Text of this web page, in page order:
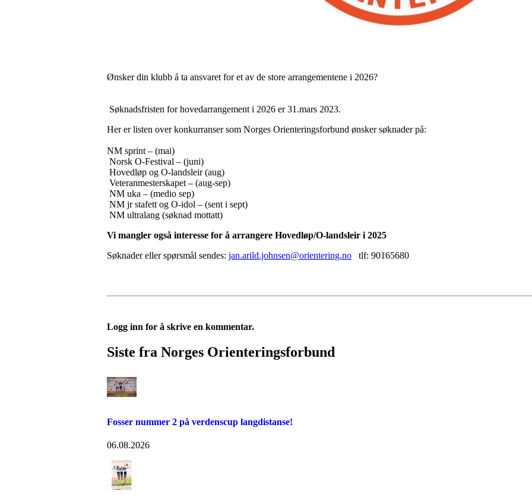
Ønsker din klubb å ta ansvaret for et av de store arrangementene i 2026?
Søknadsfristen for hovedarrangement i 2026 er 31.mars 2023.
Her er listen over konkurranser som Norges Orienteringsforbund ønsker søknader på:
NM sprint – (mai)
Norsk O-Festival – (juni)
Hovedløp og O-landsleir (aug)
Veteranmesterskapet – (aug-sep)
NM uka – (medio sep)
NM jr stafett og O-idol – (sent i sept)
NM ultralang (søknad mottatt)
Vi mangler også interesse for å arrangere Hovedløp/O-landsleir i 2025
Søknader eller spørsmål sendes: jan.arild.johnsen@orientering.no tlf: 90165680
Logg inn for å skrive en kommentar.
Siste fra Norges Orienteringsforbund
Fosser nummer 2 på verdenscup langdistanse!
06.08.2026